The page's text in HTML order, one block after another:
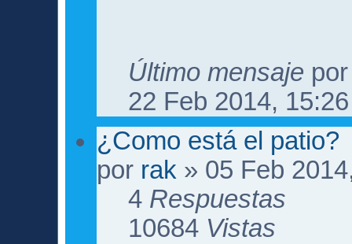
Último mensaje
22 Feb 2014, 15:26
¿Como está el patio?
por rak » 05 Feb
4 Respuestas
10684 Vistas